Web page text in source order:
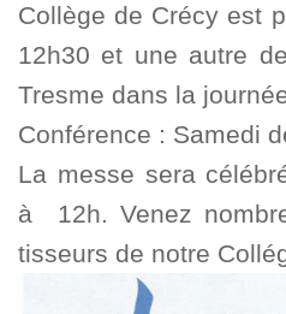
Collège de Crécy est
12h30 et une autre
Tresme dans la
Conférence : Samedi
La messe sera
à 12h. Venez
tisseurs de notre